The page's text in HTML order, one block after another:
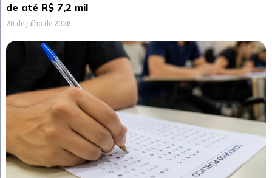
de até R$ 7,2 mil
20 de julho de 2026